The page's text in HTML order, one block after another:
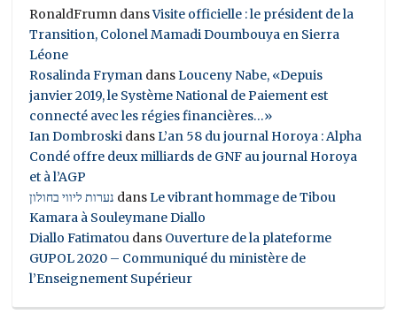
RonaldFrumn dansVisite officielle : le président de la
Transition, Colonel Mamadi Doumbouya en Sierra
Léone
Rosalinda Fryman dansLouceny Nabe, «Depuis
janvier 2019, le Système National de Paiement est
connecté avec les régies financières…»
Ian Dombroski dansL’an 58 du journal Horoya : Alpha
Condé offre deux milliards de GNF au journal Horoya
et à l’AGP
נערות ליווי בחולון dansLe vibrant hommage de Tibou
Kamara à Souleymane Diallo
Diallo Fatimatou dans Ouverture de la plateforme
GUPOL 2020 – Communiqué du ministère de
l’Enseignement Supérieur